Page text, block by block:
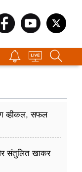
व्हीकल, सफल
संतुलित खाकर